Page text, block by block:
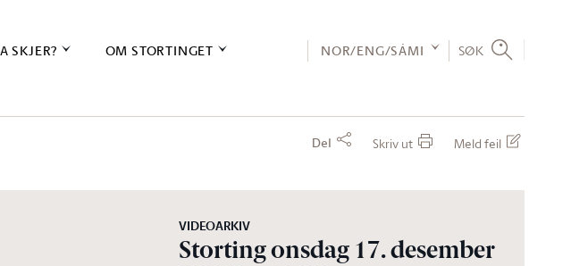
SKJER? OM STORTINGET NOR/ENG/SÁMI SØK
Del Skriv ut Meld feil
VIDEOARKIV
Storting onsdag 17. desember